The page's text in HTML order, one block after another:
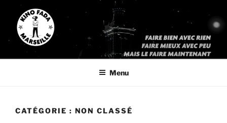
contenu
principal
KINO FADA
« Faites bien avec rien, faites mieux avec peu, mais faites le
Menu
CATÉGORIE : NON CLASSÉ